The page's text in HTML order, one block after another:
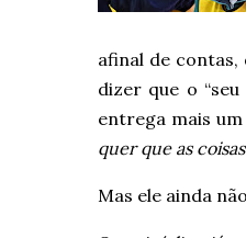
afinal de contas,
dizer que o
entrega mais
quer que as
Mas ele ainda